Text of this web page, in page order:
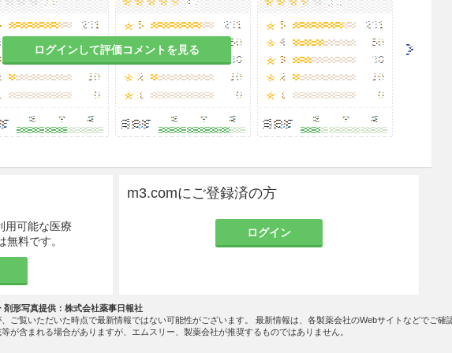
ログインして評価コメントを見る
用可能な医療
料です。
m3.comにご登録済の方
ログイン
形写真提供：株式会社薬事日報社
ご覧いただいた時点で最新情報ではない可能性がございます。 最新情報は、各製薬会社のWebサイトなどでご確
が含まれる場合がありますが、エムスリー、製薬会社が推奨するものではありません。